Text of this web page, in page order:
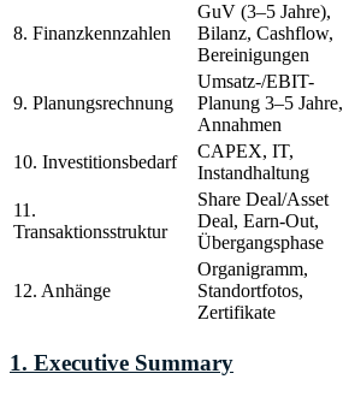
8. Finanzkennzahlen
GuV (3–5 Jahre),
Bilanz, Cashflow,
Bereinigungen
9. Planungsrechnung
Umsatz-/EBIT-
Planung 3–5 Jahre,
Annahmen
10. Investitionsbedarf
CAPEX, IT,
Instandhaltung
11.
Transaktionsstruktur
Share Deal/Asset
Deal, Earn-Out,
Übergangsphase
12. Anhänge
Organigramm,
Standortfotos,
Zertifikate
1. Executive Summary